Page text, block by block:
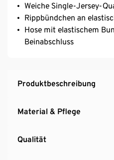
Weiche Single-Jersey-
Rippbündchen an
Hose mit elastischem
Beinabschluss
Produktbeschreibung
Material & Pflege
Qualität